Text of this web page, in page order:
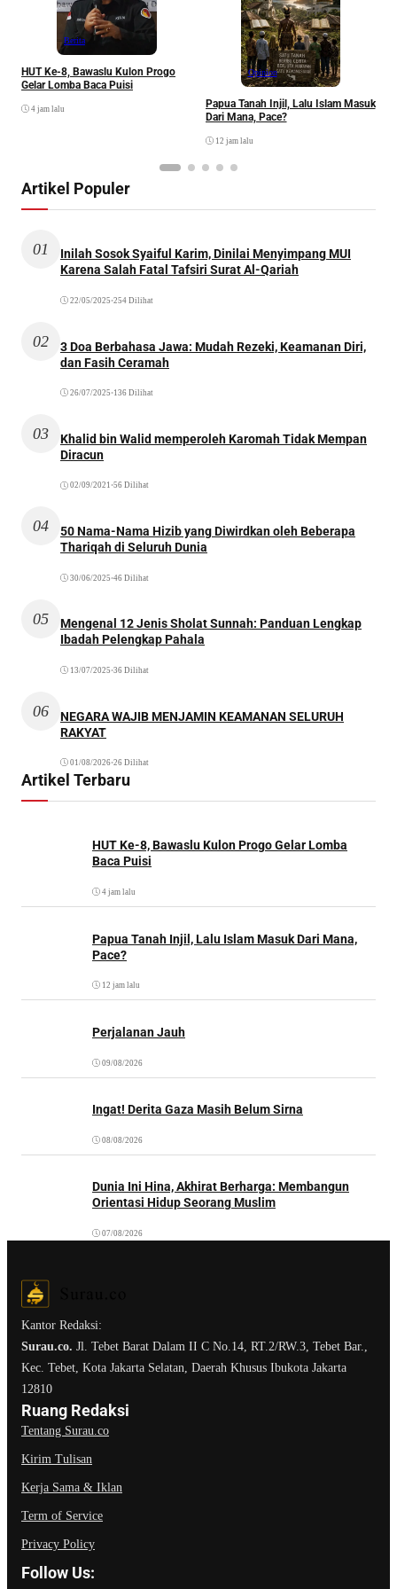
Berita
HUT Ke-8, Bawaslu Kulon Progo
Gelar Lomba Baca Puisi
4 jam lalu
Opinion
Papua Tanah Injil, Lalu Islam Masuk
Dari Mana, Pace?
12 jam lalu
Artikel Populer
01
Inilah Sosok Syaiful Karim, Dinilai Menyimpang MUI
Karena Salah Fatal Tafsiri Surat Al-Qariah
22/05/2025 •254 Dilihat
02
3 Doa Berbahasa Jawa: Mudah Rezeki, Keamanan Diri,
dan Fasih Ceramah
26/07/2025 •136 Dilihat
03
Khalid bin Walid memperoleh Karomah Tidak Mempan
Diracun
02/09/2021 •56 Dilihat
04
50 Nama-Nama Hizib yang Diwirdkan oleh Beberapa
Thariqah di Seluruh Dunia
30/06/2025 •46 Dilihat
05
Mengenal 12 Jenis Sholat Sunnah: Panduan Lengkap
Ibadah Pelengkap Pahala
13/07/2025 •36 Dilihat
06
NEGARA WAJIB MENJAMIN KEAMANAN SELURUH
RAKYAT
01/08/2026•26 Dilihat
Artikel Terbaru
HUT Ke-8, Bawaslu Kulon Progo Gelar Lomba
Baca Puisi
4 jam lalu
Papua Tanah Injil, Lalu Islam Masuk Dari Mana,
Pace?
12 jam lalu
Perjalanan Jauh
09/08/2026
Ingat! Derita Gaza Masih Belum Sirna
08/08/2026
Dunia Ini Hina, Akhirat Berharga: Membangun
Orientasi Hidup Seorang Muslim
07/08/2026
Kantor Redaksi:
Surau.co. Jl. Tebet Barat Dalam II C No.14, RT.2/RW.3, Tebet Bar.,
Kec. Tebet, Kota Jakarta Selatan, Daerah Khusus Ibukota Jakarta
12810
Ruang Redaksi
Tentang Surau.co
Kirim Tulisan
Kerja Sama & Iklan
Term of Service
Privacy Policy
Follow Us: